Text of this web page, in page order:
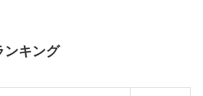
ンキング